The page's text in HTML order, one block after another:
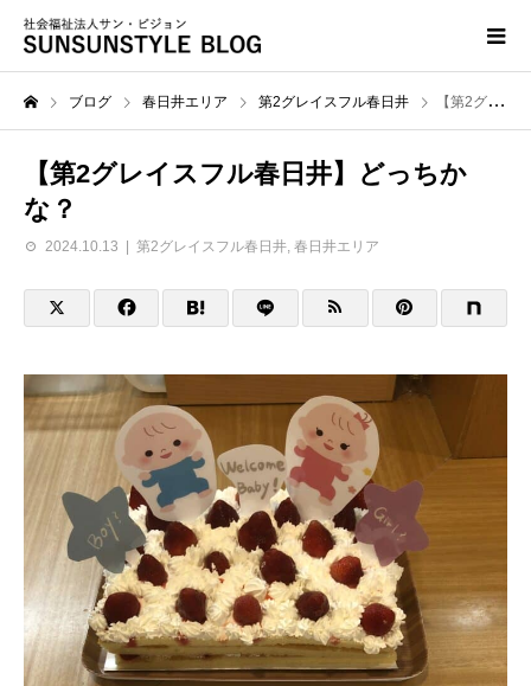
ブログ 春日井エリア 第2グレイスフル春日井 【第2グレイスフル春日井】どっちかな？
【第2グレイスフル春日井】どっちか
な？
2024.10.13 第2グレイスフル春日井 春日井エリア